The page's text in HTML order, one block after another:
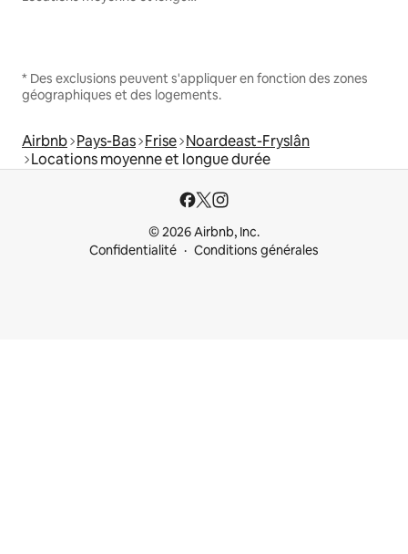
* Des exclusions peuvent s'appliquer en fonction des zones
géographiques et des logements.
Airbnb Pays-Bas Frise Noardeast-Fryslân
Locations moyenne et longue durée
© 2026 Airbnb, Inc.
Confidentialité
Conditions générales